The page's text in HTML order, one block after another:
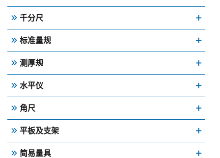
千分尺
标准量规
测厚规
水平仪
角尺
平板及支架
简易量具